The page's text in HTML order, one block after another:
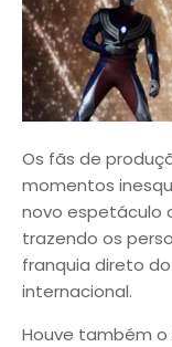
Os fãs de
momentos
novo espetáculo
trazendo os
franquia direto
internacional.
Houve também